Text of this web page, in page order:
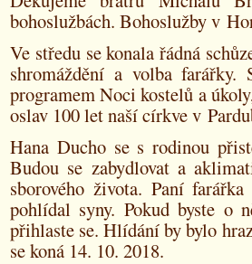
bohoslužbách. Bohoslužby v
Ve středu se konala řádná
shromáždění a volba
programem Noci kostelů a
oslav 100 let naší církve v
Hana Ducho se s rodinou
Budou se zabydlovat a
sborového života. Paní
pohlídal syny. Pokud byste o
přihlaste se. Hlídání by bylo
se koná 14. 10. 2018.